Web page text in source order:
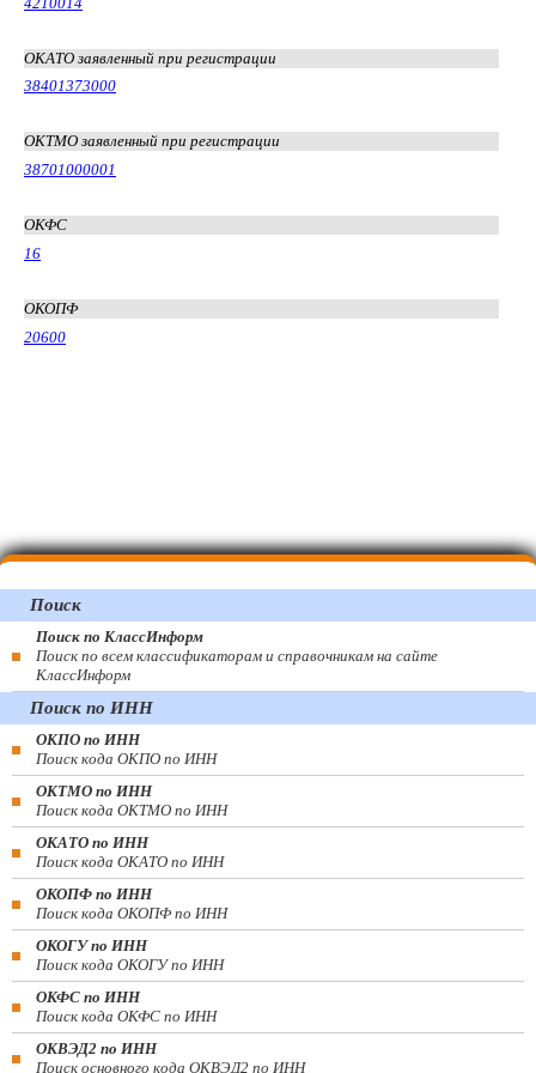
ОКАТО заявленный при регистрации
38401373000
ОКТМО заявленный при регистрации
38701000001
ОКФС
16
ОКОПФ
20600
Поиск
Поиск по КлассИнформ
Поиск по всем классификаторам и справочникам на сайте
КлассИнформ
Поиск по ИНН
ОКПО по ИНН
Поиск кода ОКПО по ИНН
ОКТМО по ИНН
Поиск кода ОКТМО по ИНН
ОКАТО по ИНН
Поиск кода ОКАТО по ИНН
ОКОПФ по ИНН
Поиск кода ОКОПФ по ИНН
ОКОГУ по ИНН
Поиск кода ОКОГУ по ИНН
ОКФС по ИНН
Поиск кода ОКФС по ИНН
ОКВЭД2 по ИНН
Поиск основного кода ОКВЭД2 по ИНН